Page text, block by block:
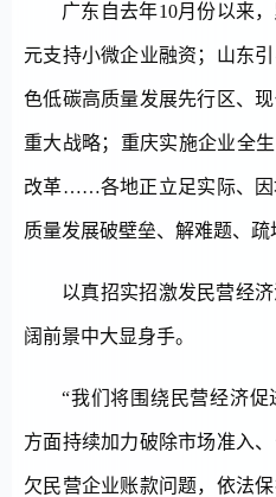
广东自去年10月份以来
元支持小微企业融资；山东
色低碳高质量发展先行区、
重大战略；重庆实施企业全
改革……各地正立足实际、因
质量发展破壁垒、解难题、疏
以真招实招激发民营经
阔前景中大显身手。
“我们将围绕民营经济
方面持续加力破除市场准入
欠民营企业账款问题，依法